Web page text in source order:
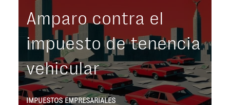
Amparo contra el
impuesto de tenencia
vehicular
IMPUESTOS EMPRESARIALES